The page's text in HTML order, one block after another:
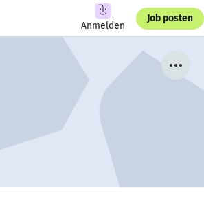
Anmelden
Job posten